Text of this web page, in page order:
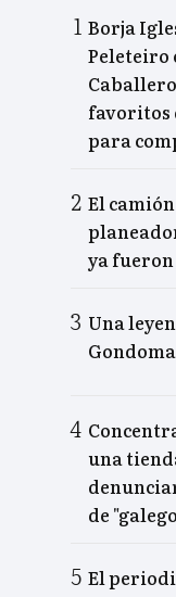
Borja
Peleteiro
favoritos
para
El
ya
Una
una
de
El